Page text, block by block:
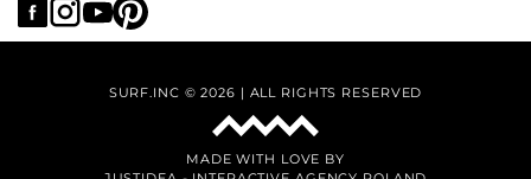
SURF.INC © 2026 | ALL RIGHTS RESERVED
MADE WITH LOVE BY